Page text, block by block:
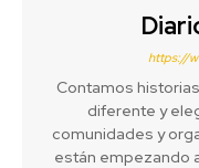
https://
Contamos
diferente y
comunidades y
están empezando